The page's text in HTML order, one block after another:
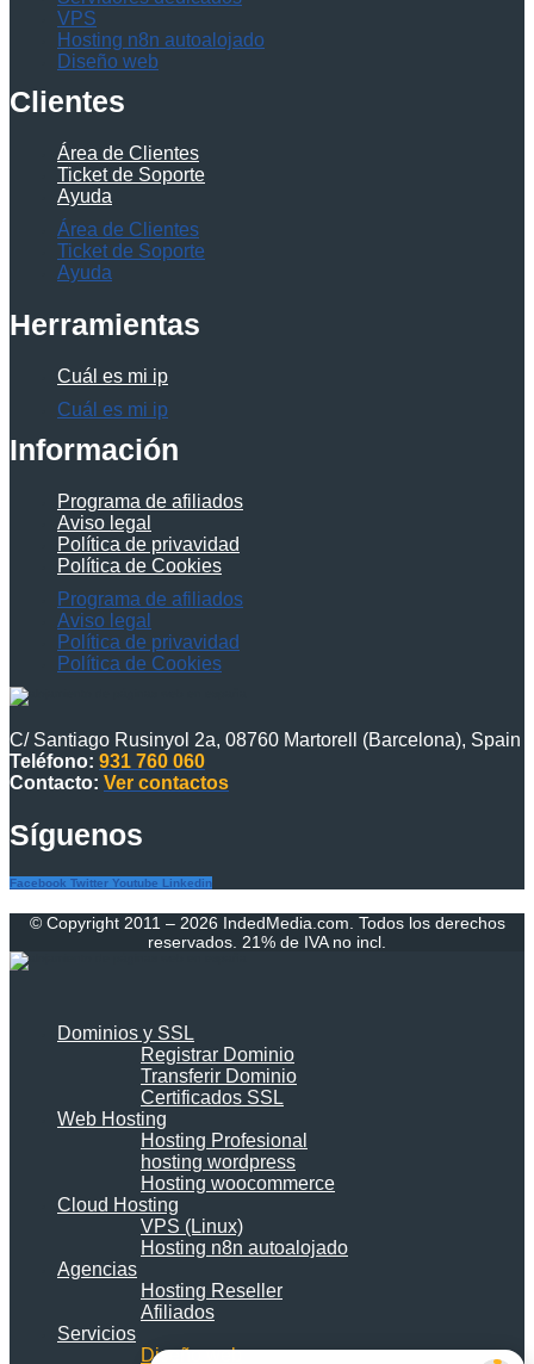
VPS
Hosting n8n autoalojado
Diseño web
Clientes
Área de Clientes
Ticket de Soporte
Ayuda
Área de Clientes
Ticket de Soporte
Ayuda
Herramientas
Cuál es mi ip
Cuál es mi ip
Información
Programa de afiliados
Aviso legal
Política de privavidad
Política de Cookies
Programa de afiliados
Aviso legal
Política de privavidad
Política de Cookies
C/ Santiago Rusinyol 2a, 08760 Martorell (Barcelona), Spain
Teléfono: 931 760 060
Contacto: Ver contactos
Síguenos
Facebook Twitter Youtube Linkedin
© Copyright 2011 – 2026 IndedMedia.com. Todos los derechos
reservados. 21% de IVA no incl.
Dominios y SSL
Registrar Dominio
Transferir Dominio
Certificados SSL
Web Hosting
Hosting Profesional
hosting wordpress
Hosting woocommerce
Cloud Hosting
VPS (Linux)
Hosting n8n autoalojado
Agencias
Hosting Reseller
Afiliados
Servicios
Diseño web